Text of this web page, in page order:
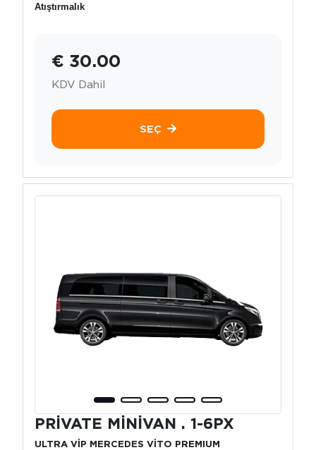
Atıştırmalık
€ 30.00
KDV Dahil
SEÇ
PRİVATE MİNİVAN . 1-6PX
ULTRA VİP MERCEDES VİTO PREMIUM